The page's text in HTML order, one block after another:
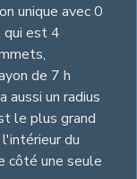
unique avec 0
qui est 4
de 7 h
aussi un radius
le plus grand
du
côté une seule